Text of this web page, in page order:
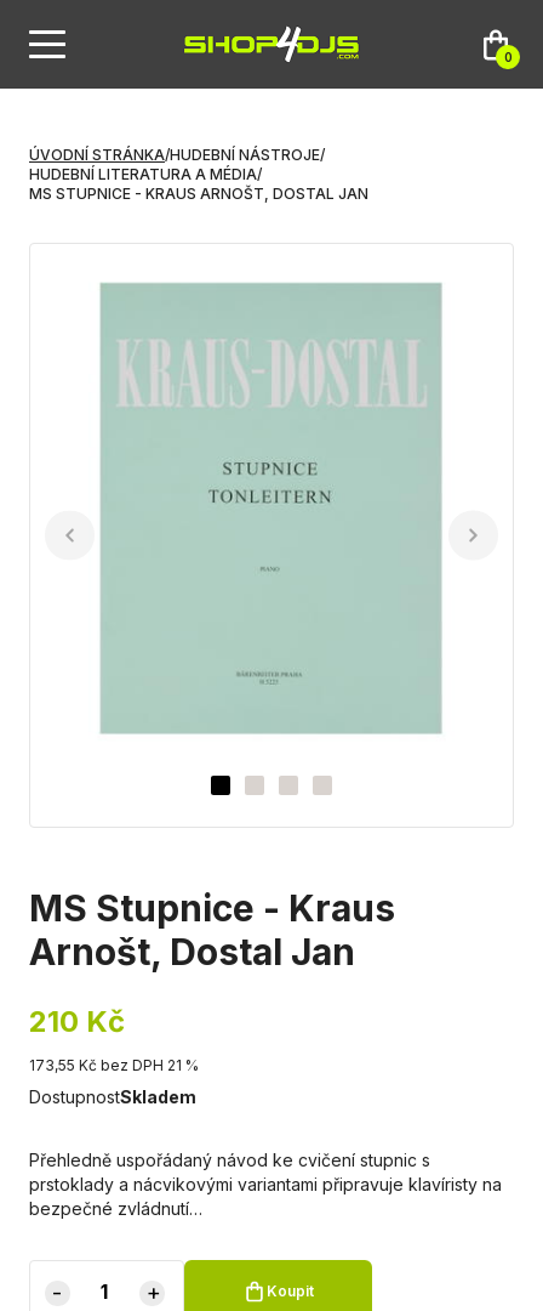
0
ÚVODNÍ STRÁNKA/HUDEBNÍ NÁSTROJE/
HUDEBNÍ LITERATURA A MÉDIA/
MS STUPNICE - KRAUS ARNOŠT, DOSTAL JAN
MS Stupnice - Kraus
Arnošt, Dostal Jan
210 Kč
173,55 Kč bez DPH 21 %
DostupnostSkladem
Přehledně uspořádaný návod ke cvičení stupnic s
prstoklady a nácvikovými variantami připravuje klavíristy na
bezpečné zvládnutí…
- + Koupit